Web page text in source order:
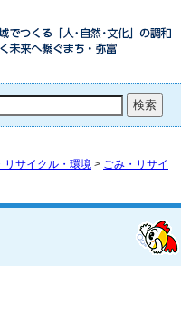
リサイクル・環境 > ごみ・リサイ